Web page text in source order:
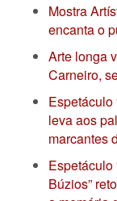
Mostra
encanta o
Arte longa
Carneiro,
Espetáculo
leva aos
marcantes
Espetáculo
Búzios”